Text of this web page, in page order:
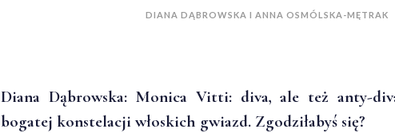
DIANA DĄBROWSKA I ANNA OSMÓLSKA-MĘTRAK
Diana Dąbrowska: Monica Vitti: diva, ale też anty-
bogatej konstelacji włoskich gwiazd. Zgodziłabyś się?